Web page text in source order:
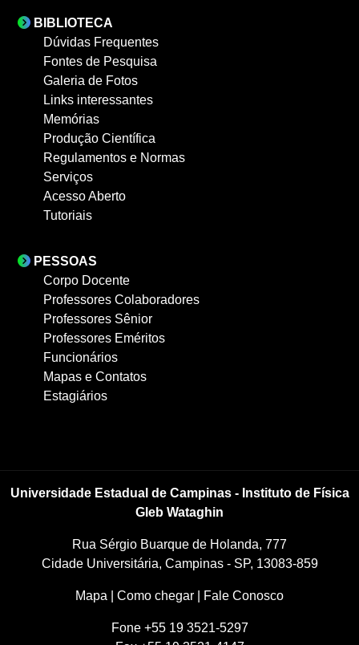
BIBLIOTECA
Dúvidas Frequentes
Fontes de Pesquisa
Galeria de Fotos
Links interessantes
Memórias
Produção Científica
Regulamentos e Normas
Serviços
Acesso Aberto
Tutoriais
PESSOAS
Corpo Docente
Professores Colaboradores
Professores Sênior
Professores Eméritos
Funcionários
Mapas e Contatos
Estagiários
Universidade Estadual de Campinas - Instituto de Física
Gleb Wataghin
Rua Sérgio Buarque de Holanda, 777
Cidade Universitária, Campinas - SP, 13083-859
Mapa Como chegar Fale Conosco
Fone +55 19 3521-5297